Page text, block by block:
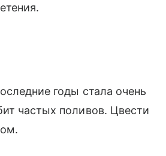
годы стала очень
частых поливов. Цвести